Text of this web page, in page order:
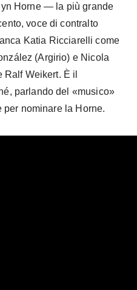
Horne — la più grande
voce di contralto
Katia Ricciarelli come
(Argirio) e Nicola
Weikert. È il
parlando del «musico»
nominare la Horne.